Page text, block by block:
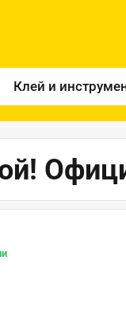
Клей и